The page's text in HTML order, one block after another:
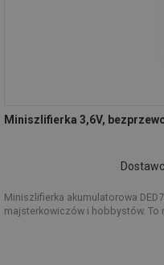
Miniszlifierka 3,6V,
Miniszlifierka akumulatorowa
majsterkowiczów i hobbystów. To